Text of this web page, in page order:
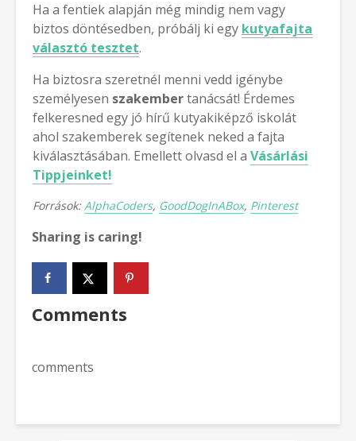
Ha a fentiek alapján még mindig nem vagy
biztos döntésedben, próbálj ki egy kutyafajta
választó tesztet.
Ha biztosra szeretnél menni vedd igénybe
személyesen szakembertanácsát! Érdemes
felkeresned egy jó hírű kutyakiképző iskolát
ahol szakemberek segítenek neked a fajta
kiválasztásában. Emellett olvasd el a Vásárlási
Tippjeinket!
Források:AlphaCoders, GoodDogInABox, Pinterest
Sharing is caring!
Comments
comments